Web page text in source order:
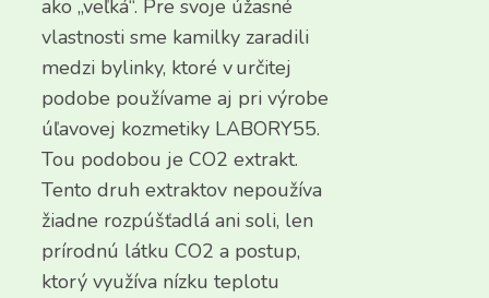
ako „veľká“. Pre svoje úžasné
vlastnosti sme kamilky zaradili
medzi bylinky, ktoré v určitej
podobe používame aj pri výrobe
úľavovej kozmetiky LABORY55.
Tou podobou je CO2 extrakt.
Tento druh extraktov nepoužíva
žiadne rozpúšťadlá ani soli, len
prírodnú látku CO2 a postup,
ktorý využíva nízku teplotu